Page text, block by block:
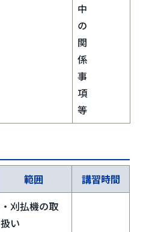
中
の
関
係
事
項
等
範囲 講習時間
・刈払機の取
扱い